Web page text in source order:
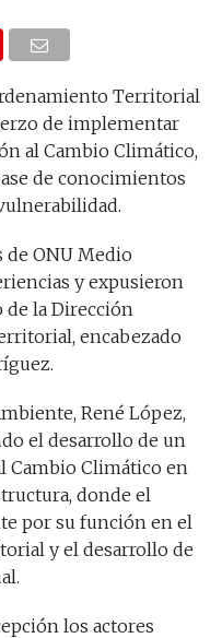
Territorial
de implementar
al Cambio Climático,
de conocimientos
ONU Medio
y expusieron
de la Dirección
encabezado
René López,
el desarrollo de un
Cambio Climático en
donde el
por su función en el
y el desarrollo de
los actores